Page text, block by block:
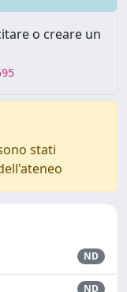
o creare un
stati
ND
ND